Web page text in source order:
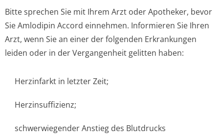
Bitte sprechen Sie mit Ihrem Arzt oder Apotheker, bevor
Sie Amlodipin Accord einnehmen. Informieren Sie Ihren
Arzt, wenn Sie an einer der folgenden Erkrankungen
leiden oder in der Vergangenheit gelitten haben:
Herzinfarkt in letzter Zeit;
Herzinsuffizienz;
schwerwiegender Anstieg des Blutdrucks